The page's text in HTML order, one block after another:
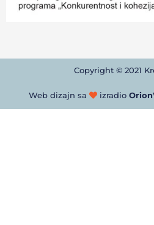
Copyright © 2021
Web dizajn sa izradio